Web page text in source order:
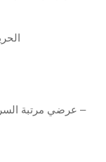
– عرضي مرتبة